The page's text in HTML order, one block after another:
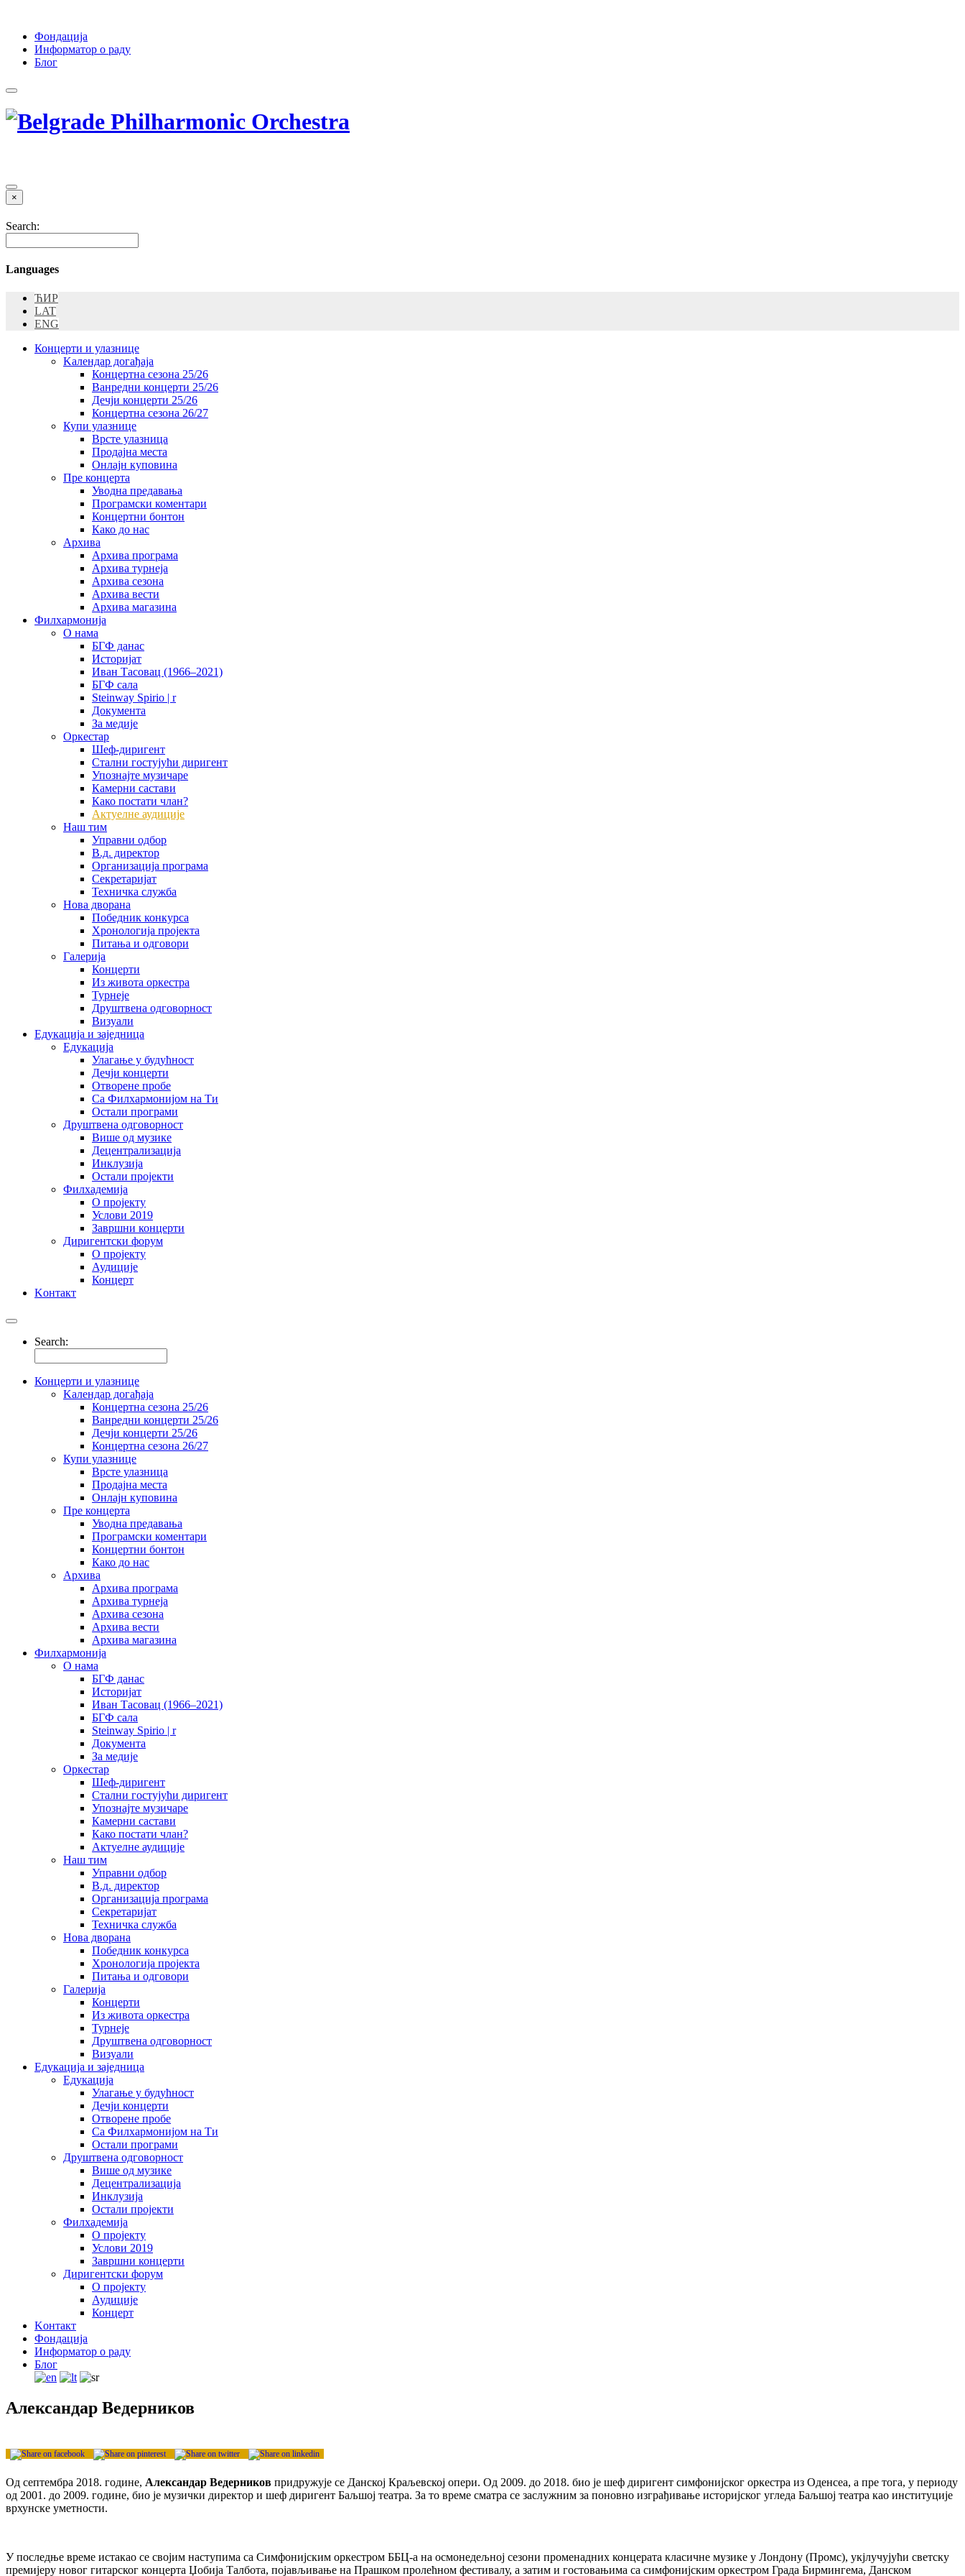
Фондација
Информатор о раду
Блог
×
Search:
Languages
ЋИР
LAT
ENG
Концерти и улазнице
Kалендар догађаја
Концертна сезона 25/26
Ванредни концерти 25/26
Дечји концерти 25/26
Концертна сезона 26/27
Купи улазнице
Врсте улазница
Продајна места
Oнлајн куповинa
Пре концерта
Уводна предавања
Програмски коментари
Концертни бонтон
Како до нас
Архива
Архива програма
Архива турнеја
Архива сезона
Архива вести
Архива магазина
Филхармонија
О нама
БГФ данас
Историјат
Иван Тасовац (1966–2021)
БГФ сала
Steinway Spirio | r
Документа
За медије
Оркестар
Шеф-диригент
Стални гостујући диригент
Упознајте музичаре
Камерни састави
Како постати члан?
Актуелне аудиције
Наш тим
Управни одбор
В.д. директор
Организација програма
Секретаријат
Техничка служба
Нова дворана
Победник конкурса
Хронологија пројекта
Питања и одговори
Галерија
Концерти
Из живота оркестра
Турнеје
Друштвена одговорност
Визуали
Едукација и заједница
Едукација
Улагање у будућност
Дечји концерти
Отворене пробе
Са Филхармонијом на Ти
Остали програми
Друштвена одговорност
Више од музике
Децентрализација
Инклузија
Остали пројекти
Филхадемија
О пројекту
Услови 2019
Завршни концерти
Диригентски форум
О пројекту
Аудиције
Концерт
Kонтакт
Search:
Концерти и улазнице
Kалендар догађаја
Концертна сезона 25/26
Ванредни концерти 25/26
Дечји концерти 25/26
Концертна сезона 26/27
Купи улазнице
Врсте улазница
Продајна места
Oнлајн куповинa
Пре концерта
Уводна предавања
Програмски коментари
Концертни бонтон
Како до нас
Архива
Архива програма
Архива турнеја
Архива сезона
Архива вести
Архива магазина
Филхармонија
О нама
БГФ данас
Историјат
Иван Тасовац (1966–2021)
БГФ сала
Steinway Spirio | r
Документа
За медије
Оркестар
Шеф-диригент
Стални гостујући диригент
Упознајте музичаре
Камерни састави
Како постати члан?
Актуелне аудиције
Наш тим
Управни одбор
В.д. директор
Организација програма
Секретаријат
Техничка служба
Нова дворана
Победник конкурса
Хронологија пројекта
Питања и одговори
Галерија
Концерти
Из живота оркестра
Турнеје
Друштвена одговорност
Визуали
Едукација и заједница
Едукација
Улагање у будућност
Дечји концерти
Отворене пробе
Са Филхармонијом на Ти
Остали програми
Друштвена одговорност
Више од музике
Децентрализација
Инклузија
Остали пројекти
Филхадемија
О пројекту
Услови 2019
Завршни концерти
Диригентски форум
О пројекту
Аудиције
Концерт
Kонтакт
Фондација
Информатор о раду
Блог
Александар Ведерников
Од септембра 2018. године, Александар Ведерников придружује се Данској Краљевској опери. Од 2009. до 2018. био је шеф диригент симфонијског оркестра из Оденсеа, а пре тога, у периоду
од 2001. до 2009. године, био је музички директор и шеф диригент Баљшој театра. За то време сматра се заслужним за поновно изграђивање историјског угледа Баљшој театра као институције
врхунске уметности.
У последње време истакао се својим наступима са Симфонијским оркестром ББЦ-а на осмонедељној сезони променадних концерата класичне музике у Лондону (Промс), укјлучујући светску
премијеру новог гитарског концерта Џобија Талбота, појављивање на Прашком пролећном фестивалу, а затим и гостовањима са симфонијским оркестром Града Бирмингема, Данском